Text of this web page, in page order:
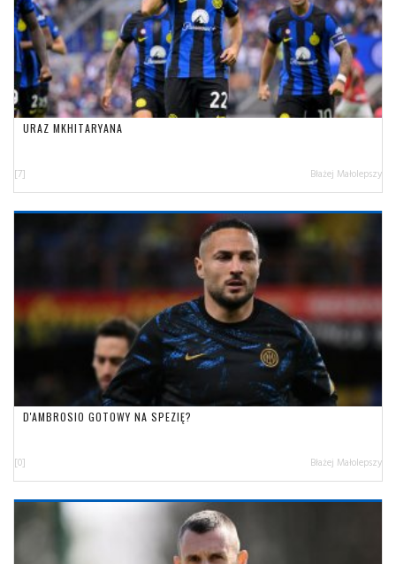
URAZ MKHITARYANA
[7] Błażej Małolepszy
D'AMBROSIO GOTOWY NA SPEZIĘ?
[0] Błażej Małolepszy